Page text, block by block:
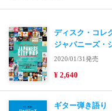
ディスク・コレ
ジャパニーズ・
2020/01/31発売
¥ 2,640
ギター弾き語り